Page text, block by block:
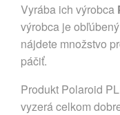
Vyrába ich výrobca
výrobca je
nájdete množstvo
páčiť.
Produkt Polaroid
vyzerá celkom